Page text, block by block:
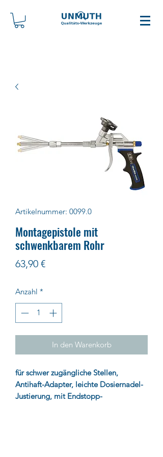
Artikelnummer: 0099.0
Montagepistole mit
schwenkbarem Rohr
63,90 €Preis
Anzahl *
In den Warenkorb
für schwer zugängliche Stellen,
Antihaft-Adapter, leichte Dosiernadel-
Justierung, mit Endstopp-